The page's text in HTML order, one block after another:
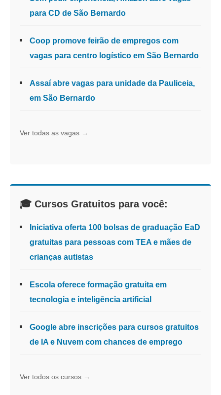
para CD de São Bernardo
Coop promove feirão de empregos com
vagas para centro logístico em São Bernardo
Assaí abre vagas para unidade da Pauliceia,
em São Bernardo
Ver todas as vagas →
🎓 Cursos Gratuitos para você:
Iniciativa oferta 100 bolsas de graduação EaD
gratuitas para pessoas com TEA e mães de
crianças autistas
Escola oferece formação gratuita em
tecnologia e inteligência artificial
Google abre inscrições para cursos gratuitos
de IA e Nuvem com chances de emprego
Ver todos os cursos →